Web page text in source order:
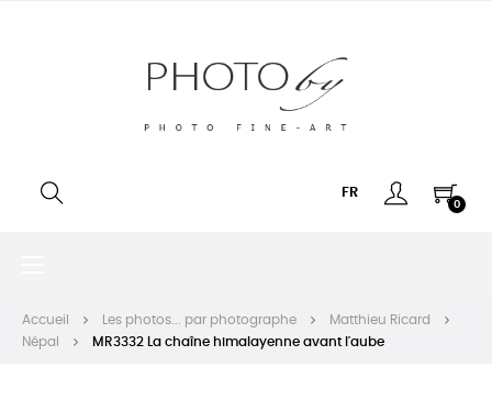
FR
0
Accueil Les photos... par photographe
Matthieu Ricard
Népal
MR3332 La chaîne himalayenne avant l'aube